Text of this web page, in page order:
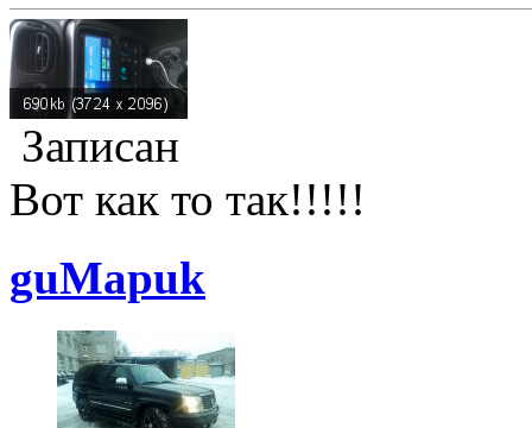
Записан
Вот как то так!!!!!
guMapuk